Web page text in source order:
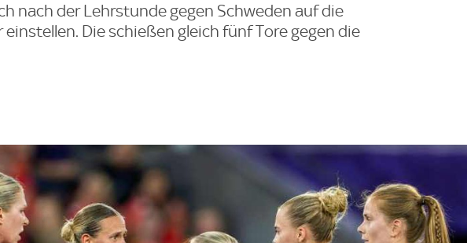
nach der Lehrstunde gegen Schweden auf die
Die schießen gleich fünf Tore gegen die